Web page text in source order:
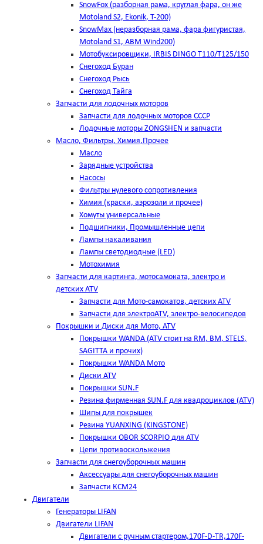
SnowFox (разборная рама, круглая фара, он же
Motoland S2, Ekonik, T-200)
SnowMax (неразборная рама, фара фигуристая,
Motoland S1, ABM Wind200)
Мотобуксировщики, IRBIS DINGO Т110/Т125/150
Снегоход Буран
Снегоход Рысь
Снегоход Тайга
Запчасти для лодочных моторов
Запчасти для лодочных моторов СССР
Лодочные моторы ZONGSHEN и запчасти
Масло, Фильтры, Химия,Прочее
Масло
Зарядные устройства
Насосы
Фильтры нулевого сопротивления
Химия (краски, аэрозоли и прочее)
Хомуты универсальные
Подшипники, Промышленные цепи
Лампы накаливания
Лампы светодиодные (LED)
Мотохимия
Запчасти для картинга, мотосамоката, электро и
детских ATV
Запчасти для Мото-самокатов, детских ATV
Запчасти для электроATV, электро-велосипедов
Покрышки и Диски для Мото, ATV
Покрышки WANDA (АТV стоит на RM, BM, STELS,
SAGITTA и прочих)
Покрышки WANDA Мото
Диски ATV
Покрышки SUN.F
Резина фирменная SUN.F для квадроциклов (АТV)
Шипы для покрышек
Резина YUANXING (KINGSTONE)
Покрышки OBOR SCORPIO для ATV
Цепи противоскольжения
Запчасти для снегоуборочных машин
Аксессуары для снегоуборочных машин
Запчасти КСМ24
Двигатели
Генераторы LIFAN
Двигатели LIFAN
Двигатели с ручным стартером,170F-D-TR,170F-